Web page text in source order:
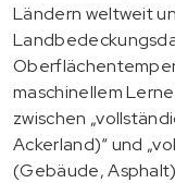
Ländern weltweit
maschinellem
zwischen
Ackerland)“ und
(Gebäude,